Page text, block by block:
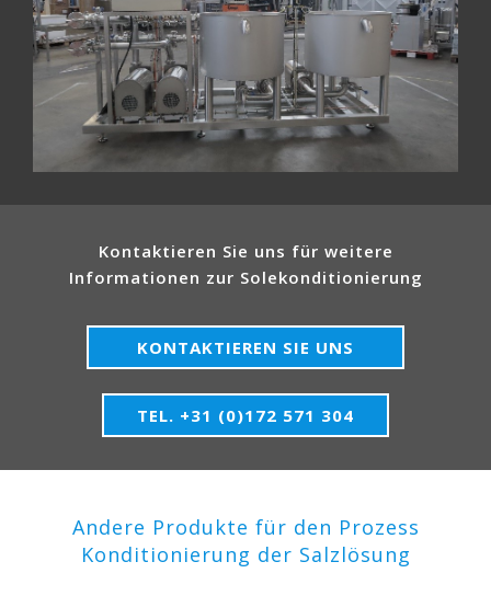
Kontaktieren Sie uns für weitere
Informationen zur Solekonditionierung
KONTAKTIEREN SIE UNS
TEL. +31 (0)172 571 304
Andere Produkte für den Prozess
Konditionierung der Salzlösung